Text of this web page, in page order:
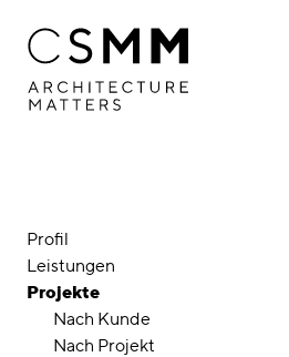
Profil
Leistungen
Projekte
Nach Kunde
Nach Projekt